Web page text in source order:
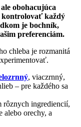
obohacujúca
kontrolovať každý
je bochník,
preferenciám.
chleba je rozmanitá
, viaczrnný,
– pre každého sa
rôznych ingrediencií,
alebo orechy, a